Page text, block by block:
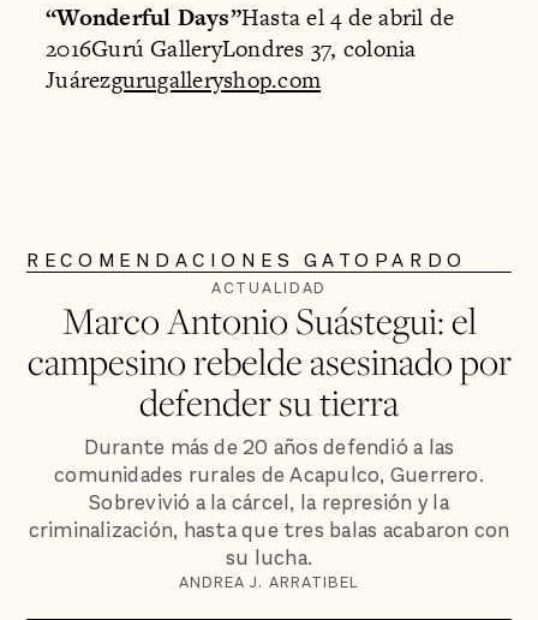
“Wonderful Days”Hasta el 4 de abril de
2016Gurú GalleryLondres 37, colonia
Juárezgurugalleryshop.com
RECOMENDACIONES GATOPARDO
ACTUALIDAD
Marco Antonio Suástegui: el
campesino rebelde asesinado por
defender su tierra
Durante más de 20 años defendió a las
comunidades rurales de Acapulco, Guerrero.
Sobrevivió a la cárcel, la represión y la
criminalización, hasta que tres balas acabaron con
su lucha.
ANDREA J. ARRATIBEL